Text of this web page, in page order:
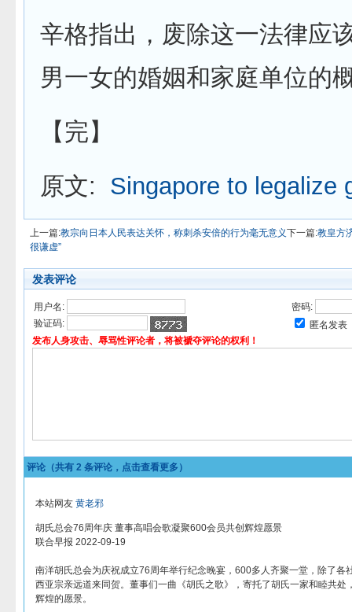
辛格指出，废除这一法律应
男一女的婚姻和家庭单位的
【完】
原文: Singapore to legalize
上一篇:教宗向日本人民表达关怀，称刺杀安倍的行为毫无意义下一篇:教皇方
很谦虚”
发表评论
用户名:
密码:
验证码:
匿名发表
发布人身攻击、辱骂性评论者，将被褫夺评论的权利！
评论（共有 2 条评论，点击查看更多）
本站网友 黄老邪
胡氏总会76周年庆 董事高唱会歌凝聚600会员共创辉煌愿景
联合早报 2022-09-19
南洋胡氏总会为庆祝成立76周年举行纪念晚宴，600多人齐聚一堂，除了各
西亚宗亲远道来同贺。董事们一曲《胡氏之歌》，寄托了胡氏一家和睦共处
辉煌的愿景。